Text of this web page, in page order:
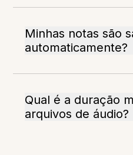
Minhas notas são
automaticamente?
Qual é a duração
arquivos de áudio?